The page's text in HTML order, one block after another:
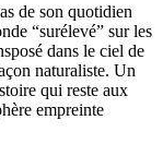
de son quotidien
“surélevé” sur les
dans le ciel de
naturaliste. Un
qui reste aux
empreinte